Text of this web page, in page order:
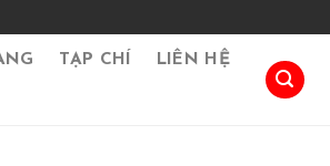
TẠP CHÍ LIÊN HỆ